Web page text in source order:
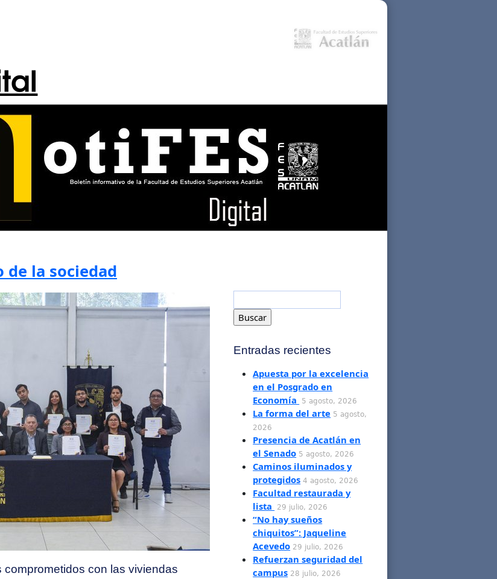
la sociedad
con las viviendas
Entradas recientes
Apuesta por la excelencia
en el Posgrado en
Economía
5 agosto, 2026
La forma del arte 5 agosto,
2026
Presencia de Acatlán en
el Senado 5 agosto, 2026
Caminos iluminados y
protegidos 4 agosto, 2026
Facultad restaurada y
lista
29 julio, 2026
“No hay sueños
chiquitos”: Jaqueline
Acevedo 29 julio, 2026
Refuerzan seguridad del
campus 28 julio, 2026